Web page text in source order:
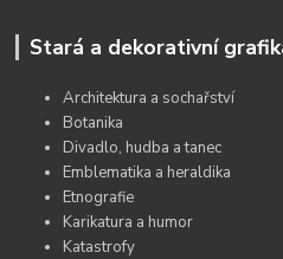
Stará a dekorativní
Architektura a sochařství
Botanika
Divadlo, hudba a tanec
Emblematika a heraldika
Etnografie
Karikatura a humor
Katastrofy